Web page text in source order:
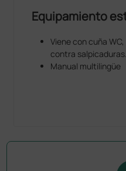
Equipamiento
Viene con cuña
contra salpicaduras.
Manual multilingüe